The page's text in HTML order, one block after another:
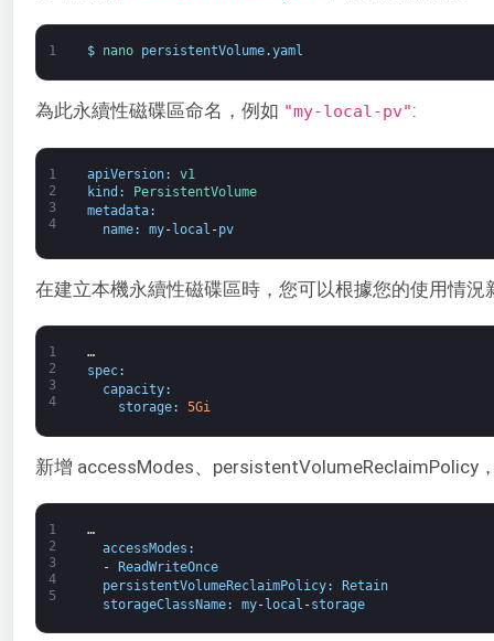
1 $ nano persistentVolume.yaml
為此永續性磁碟區命名，例如 "my-local-pv":
1
2
3
4
apiVersion:
v1
kind :
PersistentVolume
metadata:
name: my- local -pv
在建立本機永續性磁碟區時，您可以根據您的使用情
1
2
3
4
…
spec:
capacity:
storage: 5Gi
新增 accessModes、persistentVolumeReclaimPolicy
1
2
3
4
5
…
accessModes :
-
ReadWriteOnce
persistentVolumeReclaimPolicy:
Retain
storageClassName: my-local -storage